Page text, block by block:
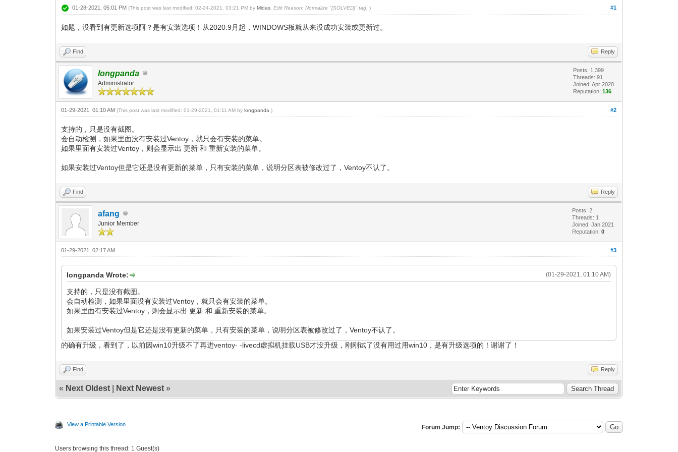
#1
01-28-2021, 05:01 PM(This post was last modified: 02-24-2021, 03:21 PM byMidas Edit Reason: Normalize "[SOLVED]" tag. )
如题，没看到有更新选项阿？是有安装选项！从2020.9月起，WINDOWS板就从来没成功安装或更新过。
Find Reply
longpanda
Administrator
Posts: 1,399
Threads: 91
Joined: Apr 2020
Reputation:136
#2
01-29-2021, 01:10 AM(This post was last modified: 01-29-2021, 01:11 AM bylongpanda .)
支持的，只是没有截图。
会自动检测，如果里面没有安装过Ventoy，就只会有安装的菜单。
如果里面有安装过Ventoy，则会显示出 更新 和 重新安装的菜单。
如果安装过Ventoy但是它还是没有更新的菜单，只有安装的菜单，说明分区表被修改过了，Ventoy不认了。
Find Reply
afang
Junior Member
Posts: 2
Threads: 1
Joined: Jan 2021
Reputation:0
#3
01-29-2021, 02:17 AM
(01-29-2021, 01:10 AM)
longpanda Wrote:
支持的，只是没有截图。
会自动检测，如果里面没有安装过Ventoy，就只会有安装的菜单。
如果里面有安装过Ventoy，则会显示出 更新 和 重新安装的菜单。
如果安装过Ventoy但是它还是没有更新的菜单，只有安装的菜单，说明分区表被修改过了，Ventoy不认了。
的确有升级，看到了，以前因win10升级不了再进ventoy- -livecd虚拟机挂载USB才没升级，刚刚试了没有用过用win10，是有升级选项的！谢谢了！
Find Reply
« Next Oldest Next Newest »
View a Printable Version Forum Jump:
Users browsing this thread: 1 Guest(s)